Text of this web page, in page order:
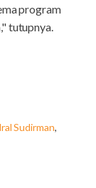
program
tutupnya.
Sudirman,